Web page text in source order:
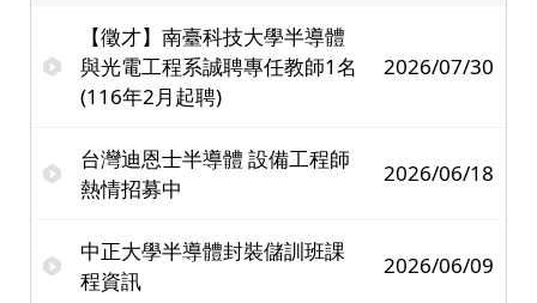
【徵才】南臺科技大學半導體
與光電工程系誠聘專任教師1名
(116年2月起聘)
2026/07/30
台灣迪恩士半導體 設備工程師
熱情招募中
2026/06/18
中正大學半導體封裝儲訓班課
程資訊
2026/06/09